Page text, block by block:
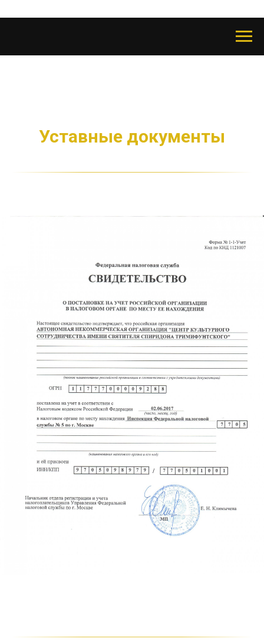
Уставные документы